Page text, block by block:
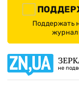
Поддержать
не